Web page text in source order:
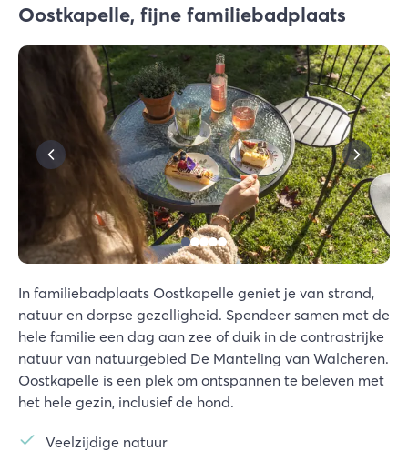
Oostkapelle, fijne familiebadplaats
In familiebadplaats Oostkapelle geniet je van strand,
natuur en dorpse gezelligheid. Spendeer samen met de
hele familie een dag aan zee of duik in de contrastrijke
natuur van natuurgebied De Manteling van Walcheren.
Oostkapelle is een plek om ontspannen te beleven met
het hele gezin, inclusief de hond.
Veelzijdige natuur